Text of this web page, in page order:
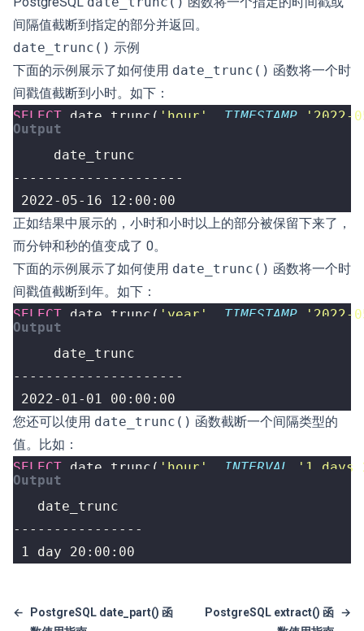
间隔值截断到指定的部分并返回。
date_trunc() 示例
下面的示例展示了如何使用 date_trunc() 函数将一个时
间戳值截断到小时。如下：
SELECT date_trunc ( 'hour' TIMESTAMP '2022-
2022-05-16 12:00:00
正如结果中展示的，小时和小时以上的部分被保留下来了，
而分钟和秒的值变成了 0。
下面的示例展示了如何使用 date_trunc() 函数将一个时
间戳值截断到年。如下：
SELECT date_trunc ( 'year' TIMESTAMP '2022-
2022-01-01 00:00:00
您还可以使用 date_trunc() 函数截断一个间隔类型的
值。比如：
SELECT date_trunc ( 'hour' INTERVAL '1 days
1 day 20:00:00
←
PostgreSQL date_part() 函
PostgreSQL extract() 函 →